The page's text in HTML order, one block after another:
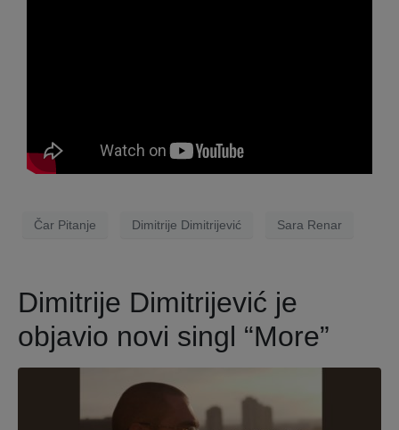
Čar Pitanje Dimitrije Dimitrijević Sara Renar
Dimitrije Dimitrijević je
objavio novi singl “More”